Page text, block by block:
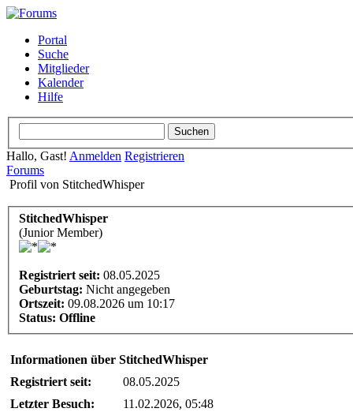
Portal
Suche
Mitglieder
Kalender
Hilfe
Hallo, Gast! Anmelden Registrieren
Forums
Profil von StitchedWhisper
StitchedWhisper
(Junior Member)
Registriert seit: 08.05.2025
Geburtstag: Nicht angegeben
Ortszeit: 09.08.2026 um 10:17
Status: Offline
Informationen über StitchedWhisper
Registriert seit:
08.05.2025
Letzter Besuch:
11.02.2026, 05:48